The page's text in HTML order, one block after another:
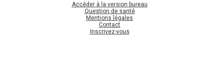
Accéder à la version bureau
Question de santé
Mentions légales
Contact
Inscrivez-vous